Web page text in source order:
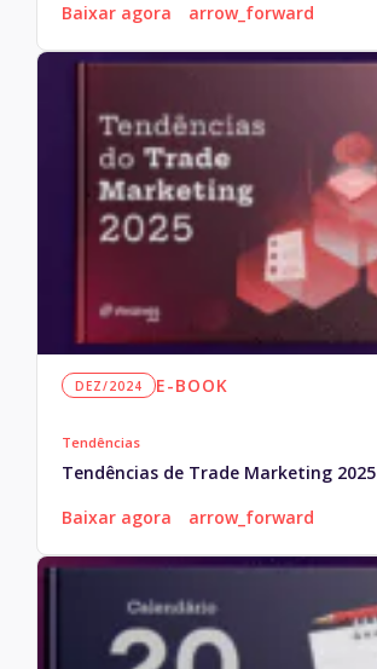
Baixar agora
arrow_forward
DEZ/2024 E-BOOK
Tendências
Tendências de Trade Marketing 2025
Baixar agora
arrow_forward